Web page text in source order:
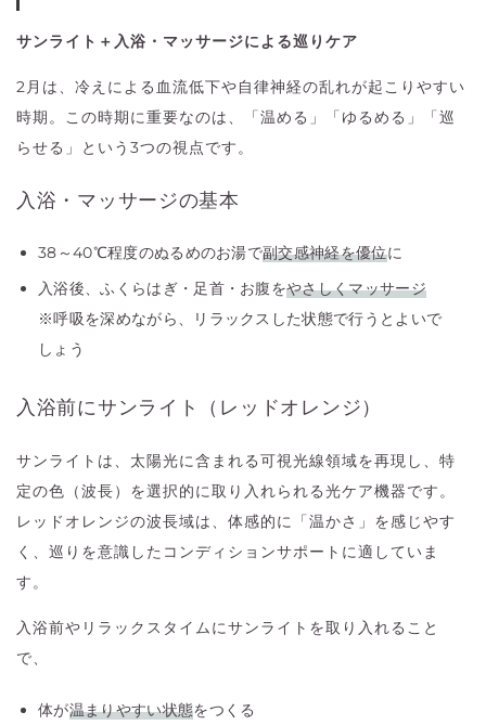
サンライト＋入浴・マッサージによる巡りケア
2月は、冷えによる血流低下や自律神経の乱れが起こりやすい
時期。この時期に重要なのは、「温める」「ゆるめる」「巡
らせる」という3つの視点です。
入浴・マッサージの基本
38～40℃程度のぬるめのお湯で副交感神経を優位に
入浴後、ふくらはぎ・足首・お腹をやさしくマッサージ
※呼吸を深めながら、リラックスした状態で行うとよいで
しょう
入浴前にサンライト（レッドオレンジ）
サンライトは、太陽光に含まれる可視光線領域を再現し、特
定の色（波長）を選択的に取り入れられる光ケア機器です。
レッドオレンジの波長域は、体感的に「温かさ」を感じやす
く、巡りを意識したコンディションサポートに適していま
す。
入浴前やリラックスタイムにサンライトを取り入れること
で、
体が温まりやすい状態をつくる